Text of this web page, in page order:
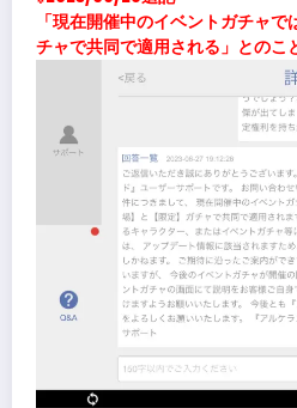
「現在開催中のイベントガチャ
チャで共同で適用される」とのこ